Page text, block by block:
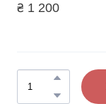
₴ 1 200